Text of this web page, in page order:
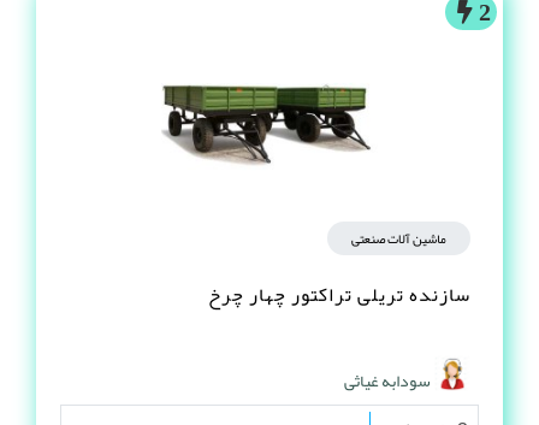
2
ماشین آلات صنعتی
سازنده تریلی تراکتور چهار چرخ
سودابه غیاثی